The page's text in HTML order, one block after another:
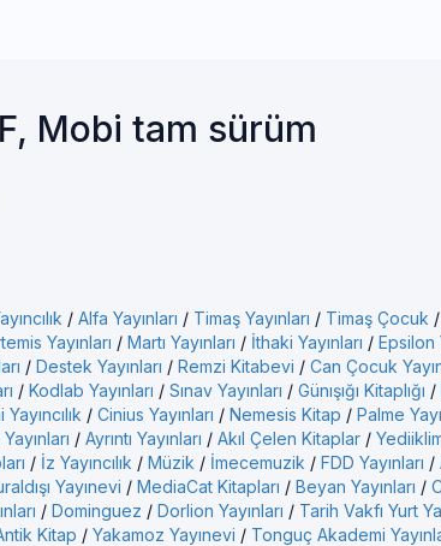
Mobi tam sürüm
/ Alfa Yayınları / Timaş Yayınları / Timaş Çocuk /
Yayınları / Martı Yayınları / İthaki Yayınları / Epsilon
/ Destek Yayınları / Remzi Kitabevi / Can Çocuk
/ Kodlab Yayınları / Sınav Yayınları / Günışığı Kitaplığı /
/ Cinius Yayınları / Nemesis Kitap / Palme
/ Ayrıntı Yayınları / Akıl Çelen Kitaplar /
/ İz Yayıncılık / Müzik / İmecemuzik / FDD Yayınları /
Yayınevi / MediaCat Kitapları / Beyan Yayınları /
/ Dominguez / Dorlion Yayınları / Tarih Vakfı Yurt
Kitap / Yakamoz Yayınevi / Tonguç Akademi